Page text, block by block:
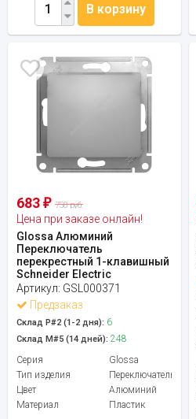
В корзину
683 ₽ 758 руб.
Цена при заказе онлайн!
Glossa Алюминий
Переключатель
перекрестный 1-клавишный
Schneider Electric
Артикул: GSL000371
Предзаказ
Склад Р#2 (1-2 дня): 6
Склад М#5 (14 дней): 248
Серия
Glossa
Тип изделия
Переключатель
Цвет
Алюминий
Материал
Пластик